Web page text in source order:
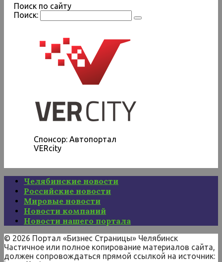
Поиск по сайту
Поиск:
Спонсор: Автопортал
VERcity
Челябинские новости
Российские новости
Мировые новости
Новости компаний
Новости нашего портала
© 2026 Портал «Бизнес Страницы» Челябинск
Частичное или полное копирование материалов сайта,
должен сопровождаться прямой ссылкой на источник: